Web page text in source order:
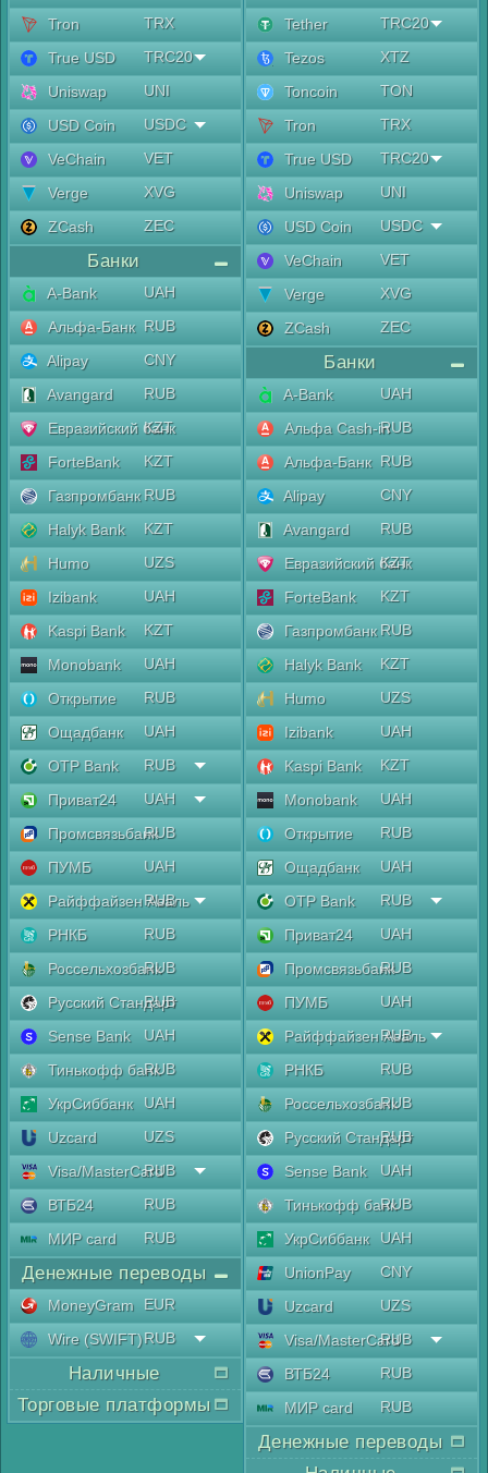
Tron
TRX
True USD
TRC20
Uniswap
UNI
USD Coin
USDC
VeChain
VET
Verge
XVG
ZCash
ZEC
Банки
A-Bank
UAH
Альфа-Банк RUB
Alipay
CNY
Avangard
RUB
Евразийский банк
KZT
ForteBank
KZT
Газпромбанк RUB
Halyk Bank
KZT
Humo
UZS
Izibank
UAH
Kaspi Bank
KZT
Monobank
UAH
Открытие
RUB
Ощадбанк
UAH
OTP Bank
RUB
Приват24
UAH
ПромсвязьбанкRUB
ПУМБ
UAH
Райффайзен Аваль
RUB
РНКБ
RUB
РоссельхозбанкRUB
Русский Стандарт
RUB
Sense Bank
UAH
Тинькофф банкRUB
УкрСиббанк
UAH
Uzcard
UZS
Visa/MasterCard
RUB
ВТБ24
RUB
МИР card
RUB
Денежные переводы
MoneyGram
EUR
Wire (SWIFT)RUB
Наличные
Торговые платформы
Tether
TRC20
Tezos
XTZ
Toncoin
TON
Tron
TRX
True USD
TRC20
Uniswap
UNI
USD Coin
USDC
VeChain
VET
Verge
XVG
ZCash
ZEC
Банки
A-Bank
UAH
Альфа Cash-inRUB
Альфа-Банк RUB
Alipay
CNY
Avangard
RUB
Евразийский банк
KZT
ForteBank
KZT
Газпромбанк RUB
Halyk Bank
KZT
Humo
UZS
Izibank
UAH
Kaspi Bank
KZT
Monobank
UAH
Открытие
RUB
Ощадбанк
UAH
OTP Bank
RUB
Приват24
UAH
ПромсвязьбанкRUB
ПУМБ
UAH
Райффайзен Аваль
RUB
РНКБ
RUB
РоссельхозбанкRUB
Русский Стандарт
RUB
Sense Bank
UAH
Тинькофф банкRUB
УкрСиббанк
UAH
UnionPay
CNY
Uzcard
UZS
Visa/MasterCard
RUB
ВТБ24
RUB
МИР card
RUB
Денежные переводы